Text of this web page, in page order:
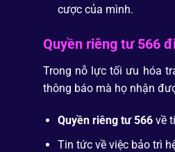
cược của mình.
Quyền riêng tư 566
Trong nỗ lực tối ưu hóa
thông báo mà họ nhận
Quyền riêng tư 566 về
Tin tức về việc bảo trì